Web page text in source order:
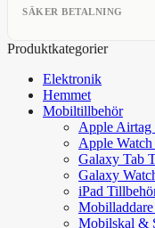
SÄKER BETALNING
Produktkategorier
Elektronik
Hemmet
Mobiltillbehör
Apple Airtag
Apple
Galaxy Tab
Galaxy
iPad
Mobilskal &